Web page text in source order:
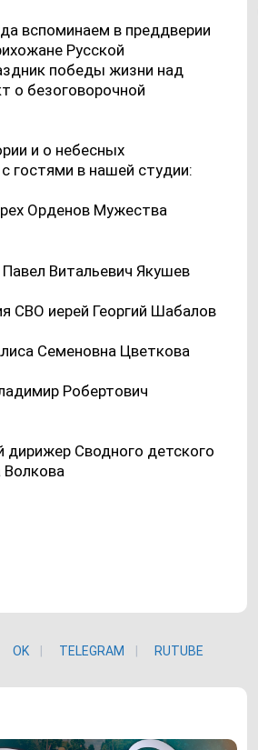
вспоминаем в преддверии
Русской
победы жизни над
о безоговорочной
и о небесных
гостями в нашей студии:
Орденов Мужества
Витальевич Якушев
СВО иерей Георгий Шабалов
Семеновна Цветкова
Робертович
дирижер Сводного детского
Волкова
ОK TELEGRAM RUTUBE